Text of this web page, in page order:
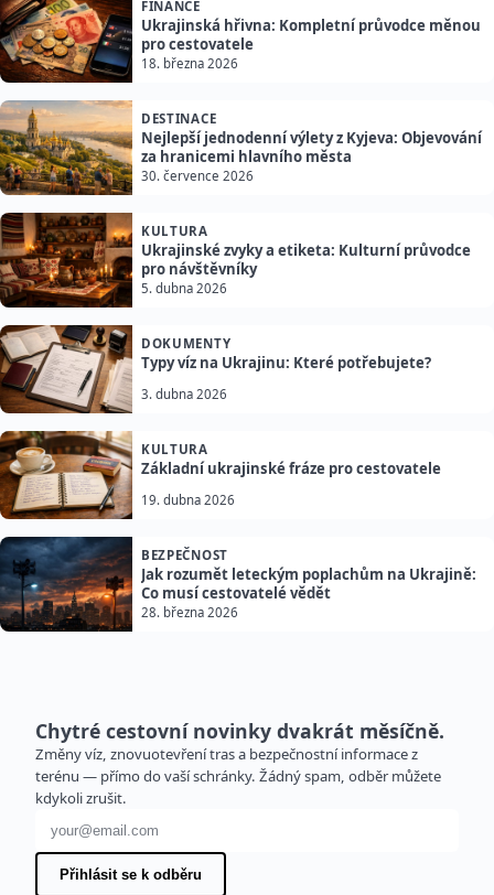
FINANCE
Ukrajinská hřivna: Kompletní průvodce měnou
pro cestovatele
18. března 2026
DESTINACE
Nejlepší jednodenní výlety z Kyjeva: Objevování
za hranicemi hlavního města
30. července 2026
KULTURA
Ukrajinské zvyky a etiketa: Kulturní průvodce
pro návštěvníky
5. dubna 2026
DOKUMENTY
Typy víz na Ukrajinu: Které potřebujete?
3. dubna 2026
KULTURA
Základní ukrajinské fráze pro cestovatele
19. dubna 2026
BEZPEČNOST
Jak rozumět leteckým poplachům na Ukrajině:
Co musí cestovatelé vědět
28. března 2026
Chytré cestovní novinky dvakrát měsíčně.
Změny víz, znovuotevření tras a bezpečnostní informace z
terénu — přímo do vaší schránky. Žádný spam, odběr můžete
kdykoli zrušit.
E-mailová adresa
Přihlásit se k odběru